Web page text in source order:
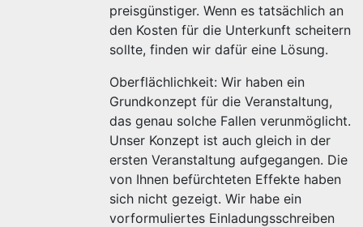
preisgünstiger. Wenn es tatsächlich an
den Kosten für die Unterkunft scheitern
sollte, finden wir dafür eine Lösung.
Oberflächlichkeit: Wir haben ein
Grundkonzept für die Veranstaltung,
das genau solche Fallen verunmöglicht.
Unser Konzept ist auch gleich in der
ersten Veranstaltung aufgegangen. Die
von Ihnen befürchteten Effekte haben
sich nicht gezeigt. Wir habe ein
vorformuliertes Einladungsschreiben